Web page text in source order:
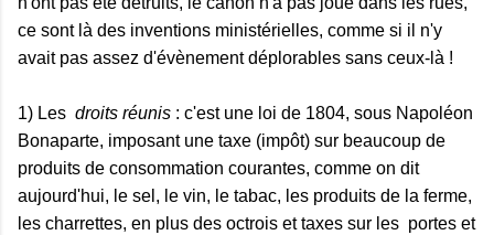
ce sont là des inventions ministérielles, comme si il n'y
avait pas assez d'évènement déplorables sans ceux-là !
1) Les droits réunis : c'est une loi de 1804, sous Napoléon
Bonaparte, imposant une taxe (impôt) sur beaucoup de
produits de consommation courantes, comme on dit
aujourd'hui, le sel, le vin, le tabac, les produits de la ferme,
les charrettes, en plus des octrois et taxes sur les portes et